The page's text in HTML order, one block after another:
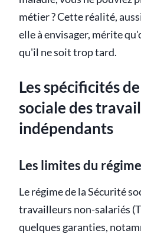
métier ? Cette réalité,
elle à envisager, mérite
qu'il ne soit trop tard.
Les spécificités
sociale des
indépendants
Les limites du
Le régime de la Sécurité
travailleurs non-salariés
quelques garanties,